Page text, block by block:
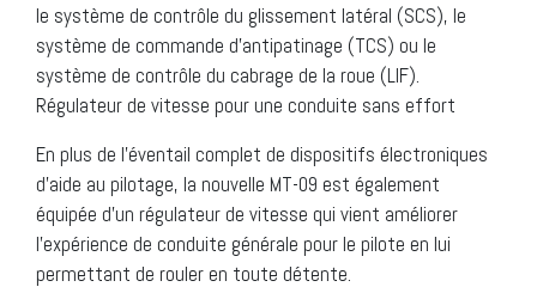
le système de contrôle du glissement latéral (SCS), le
système de commande d’antipatinage (TCS) ou le
système de contrôle du cabrage de la roue (LIF).
Régulateur de vitesse pour une conduite sans effort
En plus de l’éventail complet de dispositifs électroniques
d’aide au pilotage, la nouvelle MT-09 est également
équipée d’un régulateur de vitesse qui vient améliorer
l’expérience de conduite générale pour le pilote en lui
permettant de rouler en toute détente.